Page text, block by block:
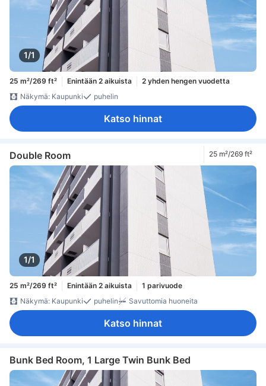
1/1
25 m²/269 ft² Enintään 2 aikuista
2 yhden hengen vuodetta
Näkymä: Kaupunki
puhelin
Katso hinnat
Double Room 25 m²/269 ft²
1/1
25 m²/269 ft² Enintään 2 aikuista
1 parivuode
Näkymä: Kaupunki
puhelin Savuttomia huoneita
Katso hinnat
Bunk Bed Room, 1 Large Twin Bunk Bed